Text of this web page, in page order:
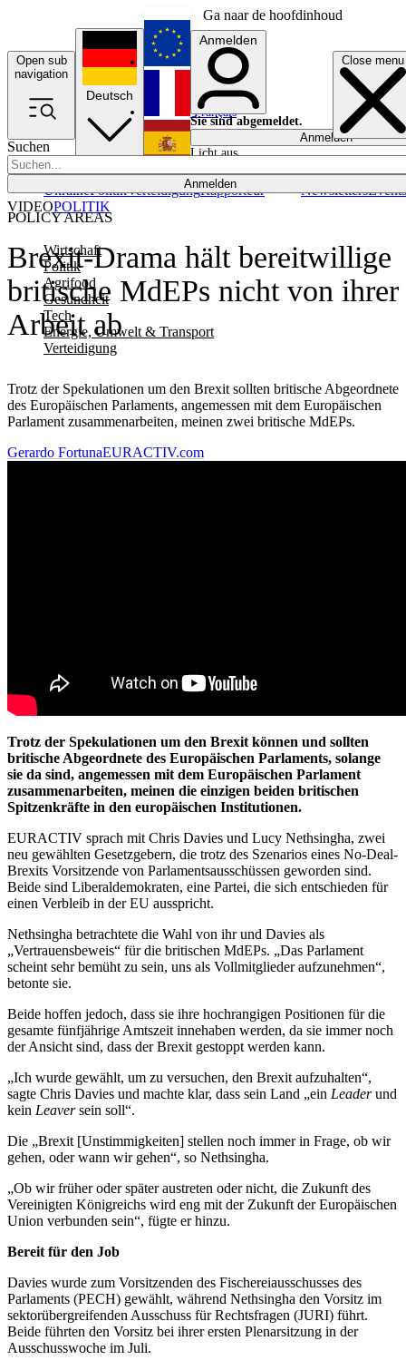
Ga naar de hoofdinhoud
Open sub
navigation
Close menu
Suchen
Anmelden
POLICY AREAS
Wirtschaft
Politik
Agrifood
Gesundheit
Tech
Energie, Umwelt & Transport
Verteidigung
UkrainePolitikVerteidigungRapporteur NewslettersEvents
Deutsch
English
Français
Anmelden
Sie sind abgemeldet.
Anmelden
Licht aus
Brexit-Drama hält bereitwillige
britische MdEPs nicht von ihrer
Arbeit ab
Trotz der Spekulationen um den Brexit sollten britische Abgeordnete
des Europäischen Parlaments, angemessen mit dem Europäischen
Parlament zusammenarbeiten, meinen zwei britische MdEPs.
VIDEOPOLITIK
Gerardo FortunaEURACTIV.com
Trotz der Spekulationen um den Brexit können und sollten
britische Abgeordnete des Europäischen Parlaments, solange
sie da sind, angemessen mit dem Europäischen Parlament
zusammenarbeiten, meinen die einzigen beiden britischen
Spitzenkräfte in den europäischen Institutionen.
EURACTIV sprach mit Chris Davies und Lucy Nethsingha, zwei
neu gewählten Gesetzgebern, die trotz des Szenarios eines No-Deal-
Brexits Vorsitzende von Parlamentsausschüssen geworden sind.
Beide sind Liberaldemokraten, eine Partei, die sich entschieden für
einen Verbleib in der EU ausspricht.
Nethsingha betrachtete die Wahl von ihr und Davies als
„Vertrauensbeweis“ für die britischen MdEPs. „Das Parlament
scheint sehr bemüht zu sein, uns als Vollmitglieder aufzunehmen“,
betonte sie.
Beide hoffen jedoch, dass sie ihre hochrangigen Positionen für die
gesamte fünfjährige Amtszeit innehaben werden, da sie immer noch
der Ansicht sind, dass der Brexit gestoppt werden kann.
„Ich wurde gewählt, um zu versuchen, den Brexit aufzuhalten“,
sagte Chris Davies und machte klar, dass sein Land „ein Leaderund
kein Leaversein soll“.
Die „Brexit [Unstimmigkeiten] stellen noch immer in Frage, ob wir
gehen, oder wann wir gehen“, so Nethsingha.
„Ob wir früher oder später austreten oder nicht, die Zukunft des
Vereinigten Königreichs wird eng mit der Zukunft der Europäischen
Union verbunden sein“, fügte er hinzu.
Bereit für den Job
Davies wurde zum Vorsitzenden des Fischereiausschusses des
Parlaments (PECH) gewählt, während Nethsingha den Vorsitz im
sektorübergreifenden Ausschuss für Rechtsfragen (JURI) führt.
Beide führten den Vorsitz bei ihrer ersten Plenarsitzung in der
Ausschusswoche im Juli.